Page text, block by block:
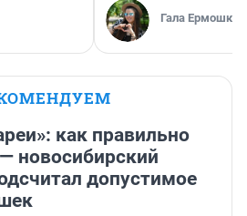
Гала
как правильно
новосибирский
допустимое